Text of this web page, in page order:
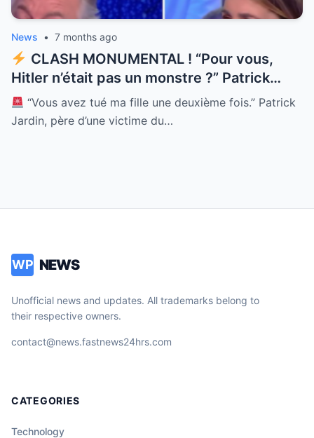
du clash intégral est en commentaire.
News • 7 months ago
CLASH MONUMENTAL ! “Pour vous,
Hitler n’était pas un monstre ?” Patrick
Jardin pousse Gilles Verdez dans ses
derniers retranchements. Alors que
compassion et désaccord profond sur
débat explosif qui divise la France. La
“Vous avez tué ma fille une deuxième fois.” Patrick
Jardin, père d’une victime du…
WP NEWS
Unofficial news and updates. All trademarks belong to
their respective owners.
contact@news.fastnews24hrs.com
CATEGORIES
Technology